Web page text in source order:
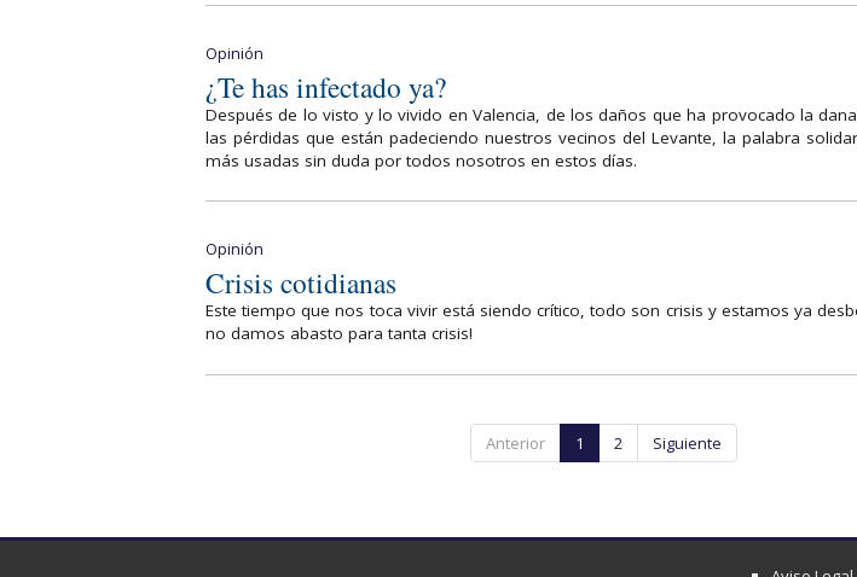
Opinión
¿Te has infectado ya?
Después de lo visto y lo vivido en Valencia, de los daños que ha provocado la
las pérdidas que están padeciendo nuestros vecinos del Levante, la palabra
más usadas sin duda por todos nosotros en estos días.
Opinión
Crisis cotidianas
Este tiempo que nos toca vivir está siendo crítico, todo son crisis y estamos ya
no damos abasto para tanta crisis!
Anterior 1 2 Siguiente